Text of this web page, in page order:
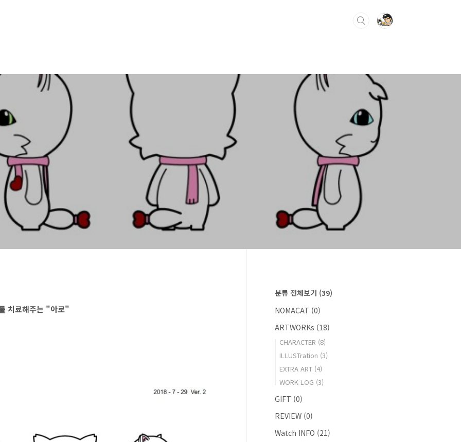
치료해주는 "아로"
분류 전체보기 (39)
NOMACAT (0)
ARTWORKs (18)
CHARACTER (8)
ILLUSTration (3)
EXTRA ART (4)
WORK LOG (3)
GIFT (0)
REVIEW (0)
Watch INFO (21)